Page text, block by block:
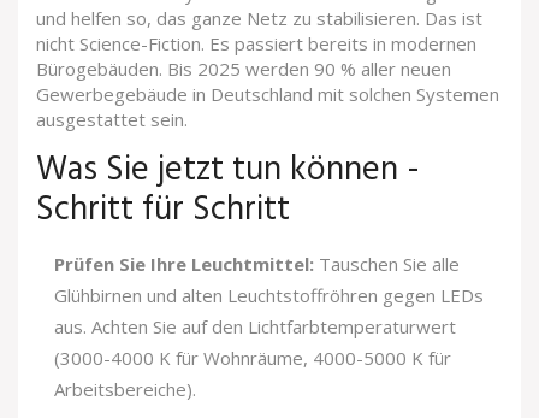
und helfen so, das ganze Netz zu stabilisieren. Das ist
nicht Science-Fiction. Es passiert bereits in modernen
Bürogebäuden. Bis 2025 werden 90 % aller neuen
Gewerbegebäude in Deutschland mit solchen Systemen
ausgestattet sein.
Was Sie jetzt tun können -
Schritt für Schritt
Prüfen Sie Ihre Leuchtmittel: Tauschen Sie alle
Glühbirnen und alten Leuchtstoffröhren gegen LEDs
aus. Achten Sie auf den Lichtfarbtemperaturwert
(3000-4000 K für Wohnräume, 4000-5000 K für
Arbeitsbereiche).